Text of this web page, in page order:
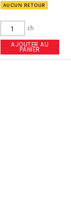
AUCUN RETOUR
ch
AJOUTER AU
PANIER